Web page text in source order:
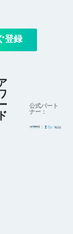
登録
ド
公式パート
ナー：